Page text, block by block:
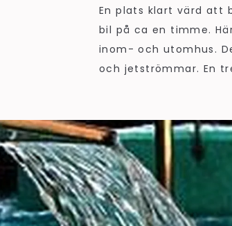
En plats klart värd att
bil på ca en timme.
inom- och utomhus.
och jetströmmar. En